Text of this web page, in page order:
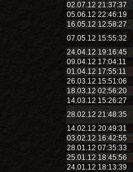
02.07.12 21:37:37
05.06.12 22:46:19
16.05.12 12:58:27
07.05.12 15:55:32
24.04.12 19:16:45
09.04.12 17:04:11
01.04.12 17:55:11
26.03.12 15:51:06
18.03.12 02:56:20
14.03.12 15:26:27
28.02.12 21:48:35
14.02.12 20:49:31
03.02.12 16:42:55
28.01.12 07:35:33
25.01.12 18:45:56
24.01.12 18:13:39